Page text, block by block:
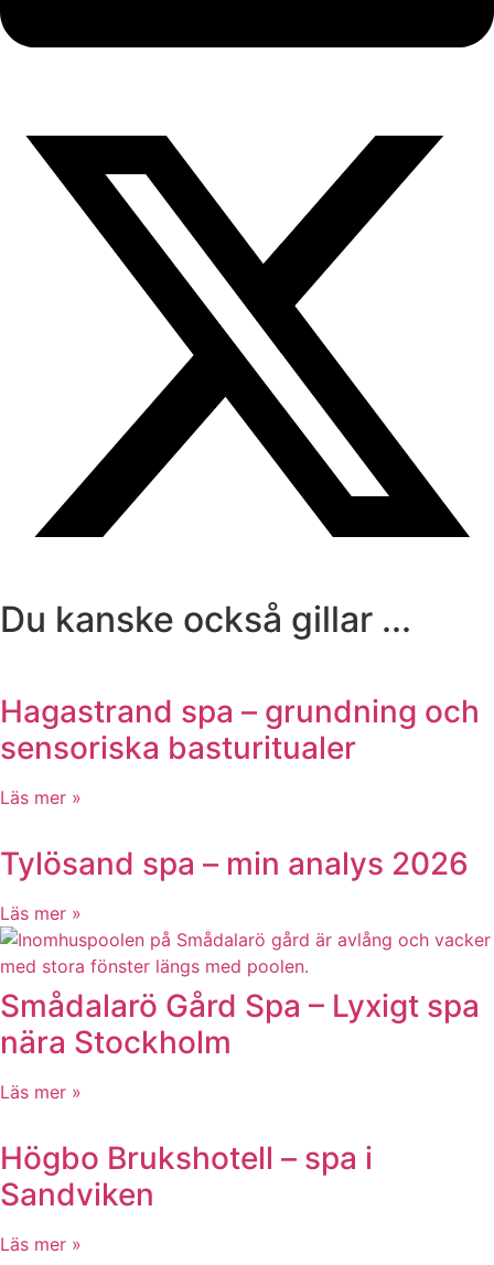
Du kanske också gillar ...
Hagastrand spa – grundning och
sensoriska basturitualer
Läs mer »
Tylösand spa – min analys 2026
Läs mer »
Smådalarö Gård Spa – Lyxigt spa
nära Stockholm
Läs mer »
Högbo Brukshotell – spa i
Sandviken
Läs mer »